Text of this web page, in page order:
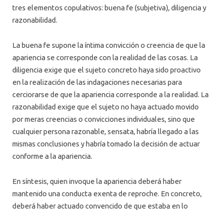
tres elementos copulativos: buena fe (subjetiva), diligencia y
razonabilidad.
La buena fe supone la íntima convicción o creencia de que la
apariencia se corresponde con la realidad de las cosas. La
diligencia exige que el sujeto concreto haya sido proactivo
en la realización de las indagaciones necesarias para
cerciorarse de que la apariencia corresponde a la realidad. La
razonabilidad exige que el sujeto no haya actuado movido
por meras creencias o convicciones individuales, sino que
cualquier persona razonable, sensata, habría llegado a las
mismas conclusiones y habría tomado la decisión de actuar
conforme a la apariencia.
En síntesis, quien invoque la apariencia deberá haber
mantenido una conducta exenta de reproche. En concreto,
deberá haber actuado convencido de que estaba en lo